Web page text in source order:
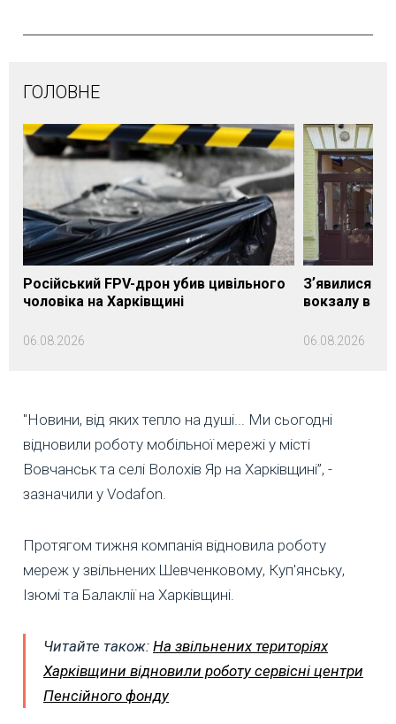
ГОЛОВНЕ
Російський FPV-дрон убив цивільного
чоловіка на Харківщині
06.08.2026
Зʼявилися
вокзалу в
06.08.2026
"Новини, від яких тепло на душі... Ми сьогодні
відновили роботу мобільної мережі у місті
Вовчанськ та селі Волохів Яр на Харківщині”, -
зазначили у Vodafon.
Протягом тижня компанія відновила роботу
мереж у звільнених Шевченковому, Куп'янську,
Ізюмі та Балаклії на Харківщині.
Читайте також: На звільнених територіях
Харківщини відновили роботу сервісні центри
Пенсійного фонду